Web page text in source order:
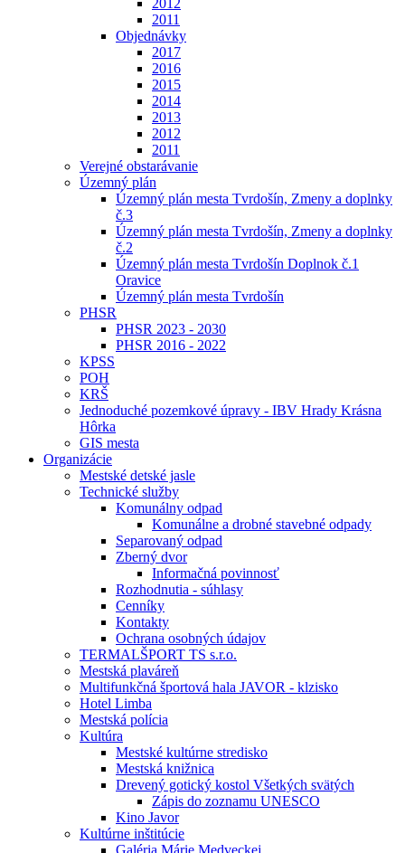
2012
2011
Objednávky
2017
2016
2015
2014
2013
2012
2011
Verejné obstarávanie
Územný plán
Územný plán mesta Tvrdošín, Zmeny a doplnky
č.3
Územný plán mesta Tvrdošín, Zmeny a doplnky
č.2
Územný plán mesta Tvrdošín Doplnok č.1
Oravice
Územný plán mesta Tvrdošín
PHSR
PHSR 2023 - 2030
PHSR 2016 - 2022
KPSS
POH
KRŠ
Jednoduché pozemkové úpravy - IBV Hrady Krásna
Hôrka
GIS mesta
Organizácie
Mestské detské jasle
Technické služby
Komunálny odpad
Komunálne a drobné stavebné odpady
Separovaný odpad
Zberný dvor
Informačná povinnosť
Rozhodnutia - súhlasy
Cenníky
Kontakty
Ochrana osobných údajov
TERMALŠPORT TS s.r.o.
Mestská plaváreň
Multifunkčná športová hala JAVOR - klzisko
Hotel Limba
Mestská polícia
Kultúra
Mestské kultúrne stredisko
Mestská knižnica
Drevený gotický kostol Všetkých svätých
Zápis do zoznamu UNESCO
Kino Javor
Kultúrne inštitúcie
Galéria Márie Medveckej